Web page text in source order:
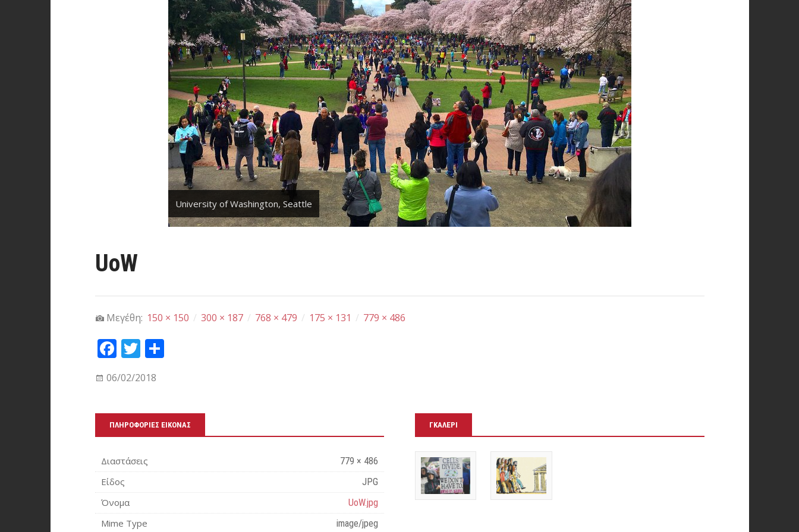
University of Washington, Seattle
UoW
Μεγέθη: 150 × 150 / 300 × 187 / 768 × 479 / 175 × 131 / 779 × 486
Fa
bo
T
tt
Μ
εί
τε
06/02/2018
ΠΛΗΡΟΦΟΡΊΕΣ ΕΙΚΌΝΑΣ
Διαστάσεις 779 × 486
Είδος JPG
Όνομα UoW.jpg
Mime Type image/jpeg
ΓΚΑΛΕΡΊ